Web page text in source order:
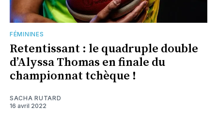
FÉMININES
Retentissant : le quadruple double
d’Alyssa Thomas en finale du
championnat tchèque !
SACHA RUTARD
16 avril 2022